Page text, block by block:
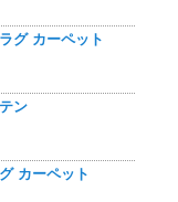
グ カーペット
ン
カーペット